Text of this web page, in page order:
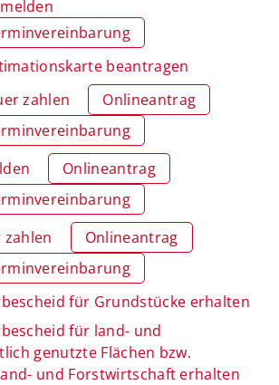
beantragen
zahlen
Onlineantrag
Onlineantrag
Onlineantrag
für Grundstücke erhalten
für land- und
genutzte Flächen bzw.
und Forstwirtschaft erhalten